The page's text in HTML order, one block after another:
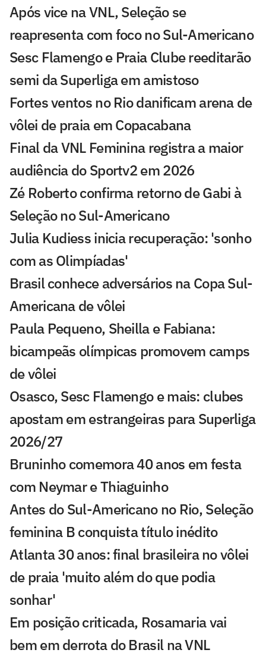
Após vice na VNL, Seleção se
reapresenta com foco no Sul-Americano
Sesc Flamengo e Praia Clube reeditarão
semi da Superliga em amistoso
Fortes ventos no Rio danificam arena de
vôlei de praia em Copacabana
Final da VNL Feminina registra a maior
audiência do Sportv2 em 2026
Zé Roberto confirma retorno de Gabi à
Seleção no Sul-Americano
Julia Kudiess inicia recuperação: 'sonho
com as Olimpíadas'
Brasil conhece adversários na Copa Sul-
Americana de vôlei
Paula Pequeno, Sheilla e Fabiana:
bicampeãs olímpicas promovem camps
de vôlei
Osasco, Sesc Flamengo e mais: clubes
apostam em estrangeiras para Superliga
2026/27
Bruninho comemora 40 anos em festa
com Neymar e Thiaguinho
Antes do Sul-Americano no Rio, Seleção
feminina B conquista título inédito
Atlanta 30 anos: final brasileira no vôlei
de praia 'muito além do que podia
sonhar'
Em posição criticada, Rosamaria vai
bem em derrota do Brasil na VNL